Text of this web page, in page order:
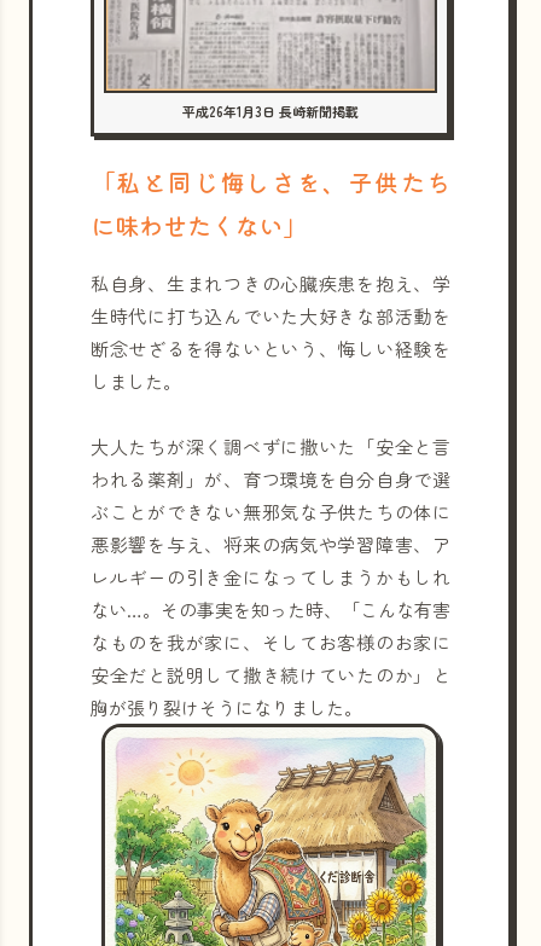
平成26年1月3日 長崎新聞掲載
「私と同じ悔しさを、子供たち
に味わせたくない」
私自身、生まれつきの心臓疾患を抱え、学
生時代に打ち込んでいた大好きな部活動を
断念せざるを得ないという、悔しい経験を
しました。
大人たちが深く調べずに撒いた「安全と言
われる薬剤」が、育つ環境を自分自身で選
ぶことができない無邪気な子供たちの体に
悪影響を与え、将来の病気や学習障害、ア
レルギーの引き金になってしまうかもしれ
ない…。その事実を知った時、「こんな有害
なものを我が家に、そしてお客様のお家に
安全だと説明して撒き続けていたのか」と
胸が張り裂けそうになりました。